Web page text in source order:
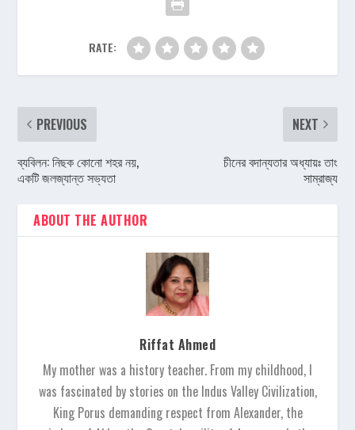
RATE:
PREVIOUS
ব্যবিলন: নিছক কোনো শহর নয়,
একটি জলজ্যান্ত সভ্যতা
NEXT
চীনের বদান্যতার অধ্যায়ঃ তাং
সাম্রাজ্য
ABOUT THE AUTHOR
Riffat Ahmed
My mother was a history teacher. From my childhood, I
was fascinated by stories on the Indus Valley Civilization,
King Porus demanding respect from Alexander, the